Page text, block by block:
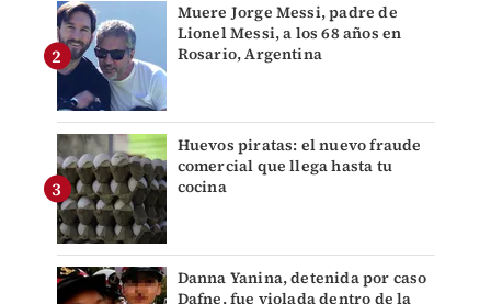
Muere Jorge Messi, padre de
Lionel Messi, a los 68 años en
Rosario, Argentina
Huevos piratas: el nuevo fraude
comercial que llega hasta tu
cocina
Danna Yanina, detenida por caso
Dafne, fue violada dentro de la